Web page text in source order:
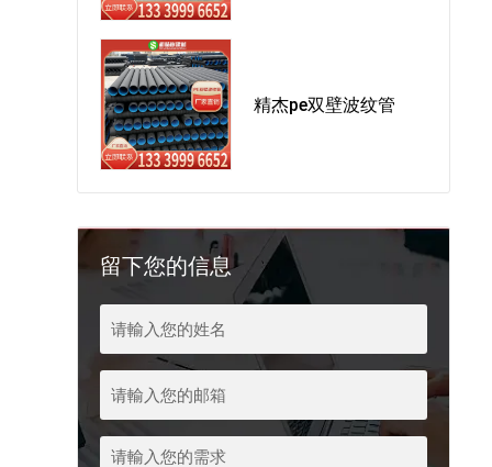
精杰pe双壁波纹管
留下您的信息